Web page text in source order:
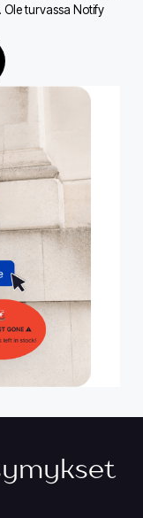
Ole turvassa Notify